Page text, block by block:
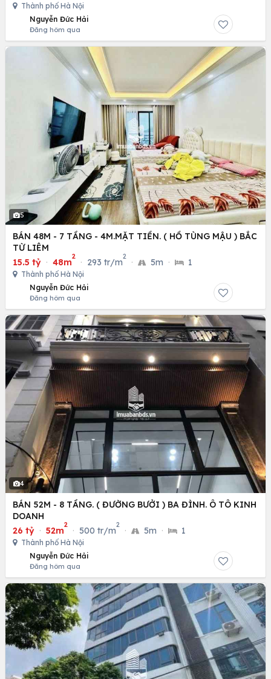
Thành phố Hà Nội
Nguyễn Đức Hải
Đăng hôm qua
5
BÁN 48M - 7 TẦNG - 4M.MẶT TIỀN. ( HỒ TÙNG MẬU ) BẮC
TỪ LIÊM
15.5 tỷ · 48m
2
· 293 tr/m
2
· 5m · 1
Thành phố Hà Nội
Nguyễn Đức Hải
Đăng hôm qua
4
BÁN 52M - 8 TẦNG. ( ĐƯỜNG BƯỞI ) BA ĐÌNH. Ô TÔ KINH
DOANH
26 tỷ · 52m
2
· 500 tr/m
2
· 5m · 1
Thành phố Hà Nội
Nguyễn Đức Hải
Đăng hôm qua